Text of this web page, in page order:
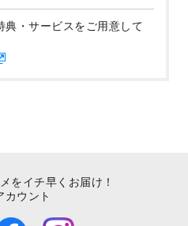
典・サービスをご用意して
をイチ早くお届け！
カウント